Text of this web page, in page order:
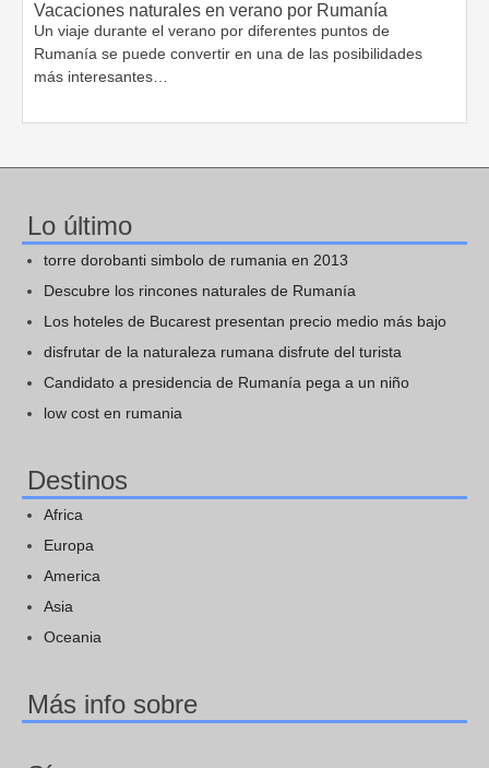
Vacaciones naturales en verano por Rumanía
Un viaje durante el verano por diferentes puntos de
Rumanía se puede convertir en una de las posibilidades
más interesantes…
Lo último
torre dorobanti simbolo de rumania en 2013
Descubre los rincones naturales de Rumanía
Los hoteles de Bucarest presentan precio medio más bajo
disfrutar de la naturaleza rumana disfrute del turista
Candidato a presidencia de Rumanía pega a un niño
low cost en rumania
Destinos
Africa
Europa
America
Asia
Oceania
Más info sobre